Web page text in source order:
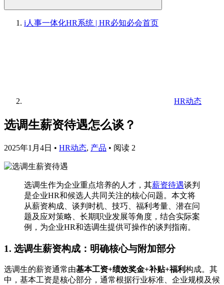
i人事一体化HR系统 | HR必知必会首页
HR动态
选调生薪资待遇怎么谈？
2025年1月4日 • HR动态, 产品 • 阅读 2
选调生作为企业重点培养的人才，其薪资待遇谈判
是企业HR和候选人共同关注的核心问题。本文将
从薪资构成、谈判时机、技巧、福利考量、潜在问
题及应对策略、长期职业发展等角度，结合实际案
例，为企业HR和选调生提供可操作的谈判指南。
1. 选调生薪资构成：明确核心与附加部分
选调生的薪资通常由基本工资+绩效奖金+补贴+福利构成。其
中，基本工资是核心部分，通常根据行业标准、企业规模及候